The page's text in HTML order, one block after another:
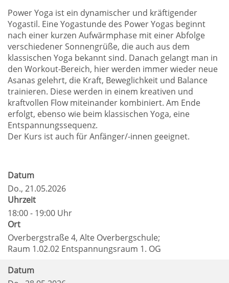
Power Yoga ist ein dynamischer und kräftigender
Yogastil. Eine Yogastunde des Power Yogas beginnt
nach einer kurzen Aufwärmphase mit einer Abfolge
verschiedener Sonnengrüße, die auch aus dem
klassischen Yoga bekannt sind. Danach gelangt man in
den Workout-Bereich, hier werden immer wieder neue
Asanas gelehrt, die Kraft, Beweglichkeit und Balance
trainieren. Diese werden in einem kreativen und
kraftvollen Flow miteinander kombiniert. Am Ende
erfolgt, ebenso wie beim klassischen Yoga, eine
Entspannungssequenz.
Der Kurs ist auch für Anfänger/-innen geeignet.
Datum
Do., 21.05.2026
Uhrzeit
18:00 - 19:00 Uhr
Ort
Overbergstraße 4, Alte Overbergschule;
Raum 1.02.02 Entspannungsraum 1. OG
Datum